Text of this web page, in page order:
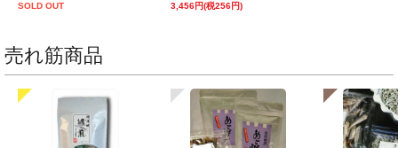
SOLD OUT 3,456円(税256円)
売れ筋商品